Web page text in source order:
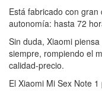
Está fabricado con
autonomía: hasta 72
Sin duda, Xiaomi
siempre, rompiendo el
calidad-precio.
El Xiaomi Mi Sex Note